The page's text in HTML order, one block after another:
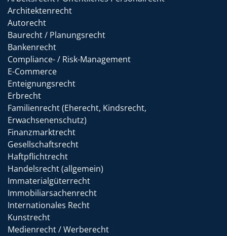
Architektenrecht
Autorecht
Baurecht / Planungsrecht
Bankenrecht
Compliance- / Risk-Management
E-Commerce
Enteignungsrecht
Erbrecht
Familienrecht (Eherecht, Kindsrecht,
Erwachsenenschutz)
Finanzmarktrecht
Gesellschaftsrecht
Haftpflichtrecht
Handelsrecht (allgemein)
Immaterialgüterrecht
Immobiliarsachenrecht
Internationales Recht
Kunstrecht
Medienrecht / Werberecht